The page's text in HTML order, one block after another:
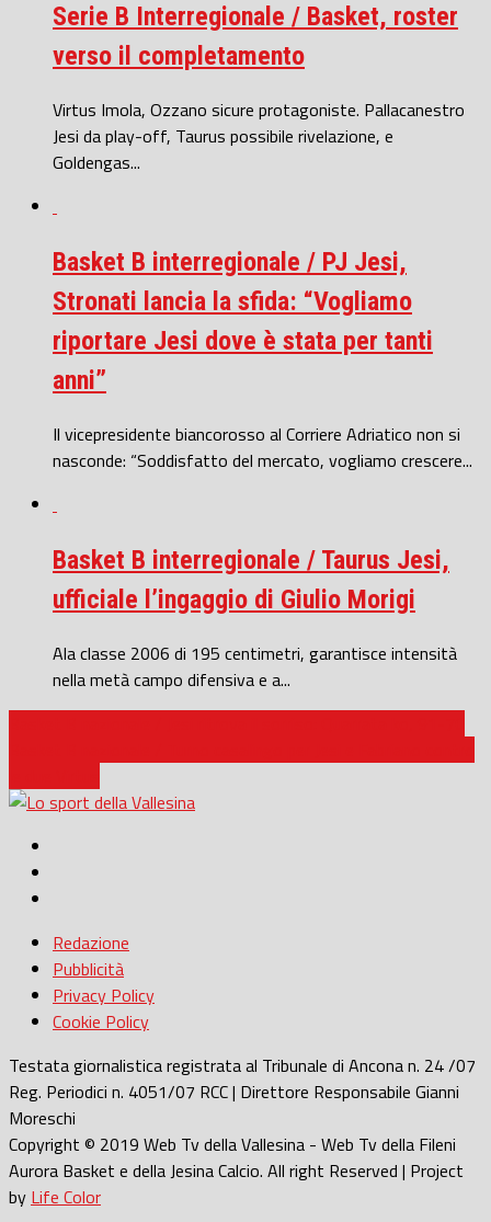
Serie B Interregionale / Basket, roster
verso il completamento
Virtus Imola, Ozzano sicure protagoniste. Pallacanestro
Jesi da play-off, Taurus possibile rivelazione, e
Goldengas...
Basket B interregionale / PJ Jesi,
Stronati lancia la sfida: “Vogliamo
riportare Jesi dove è stata per tanti
anni”
Il vicepresidente biancorosso al Corriere Adriatico non si
nasconde: “Soddisfatto del mercato, vogliamo crescere...
Basket B interregionale / Taurus Jesi,
ufficiale l’ingaggio di Giulio Morigi
Ala classe 2006 di 195 centimetri, garantisce intensità
nella metà campo difensiva e a...
Redazione
Pubblicità
Privacy Policy
Cookie Policy
Testata giornalistica registrata al Tribunale di Ancona n. 24 /07
Reg. Periodici n. 4051/07 RCC | Direttore Responsabile Gianni
Moreschi
Copyright © 2019 Web Tv della Vallesina - Web Tv della Fileni
Aurora Basket e della Jesina Calcio. All right Reserved | Project
by Life Color